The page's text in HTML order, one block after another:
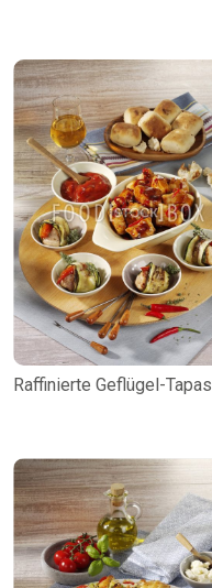
Raffinierte Geflügel-Tapas